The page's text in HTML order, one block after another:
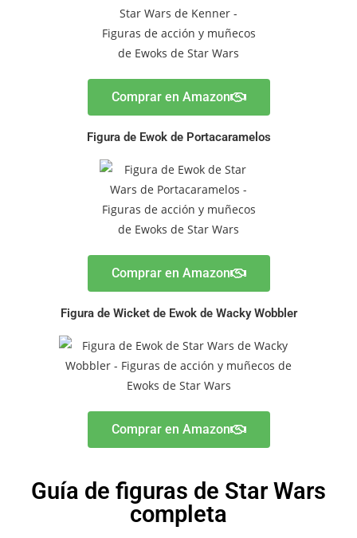
Comprar en Amazon
Figura de Ewok de Portacaramelos
Comprar en Amazon
Figura de Wicket de Ewok de Wacky Wobbler
Comprar en Amazon
Guía de figuras de Star Wars
completa